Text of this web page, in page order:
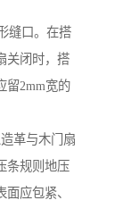
缝口。在搭
关闭时，搭
留2mm宽的
革与木门扇
条规则地压
应包紧、